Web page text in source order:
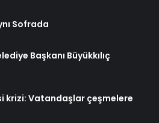
Sofrada
Başkanı Büyükkılıç
krizi: Vatandaşlar çeşmelere